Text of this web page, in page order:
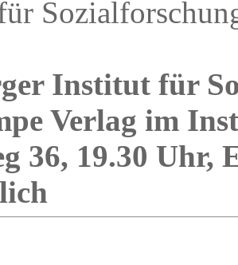
Institut für
Verlag im
36, 19.30 Uhr,